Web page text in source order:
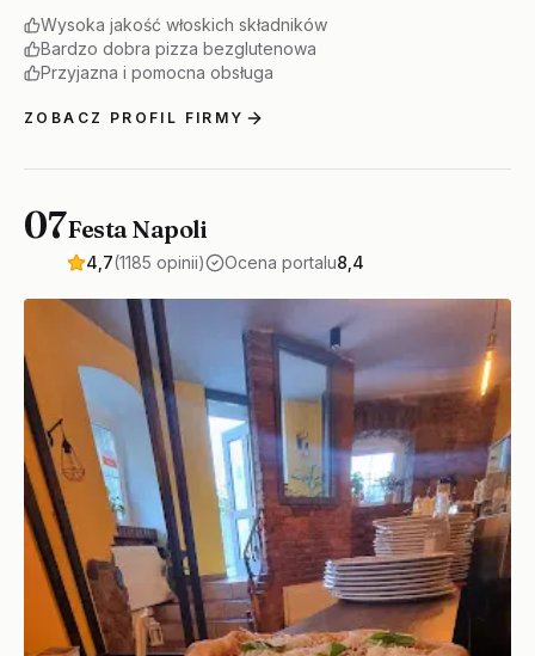
Wysoka jakość włoskich składników
Bardzo dobra pizza bezglutenowa
Przyjazna i pomocna obsługa
ZOBACZ PROFIL FIRMY
07Festa Napoli
4,7(1185 opinii) Ocena portalu8,4